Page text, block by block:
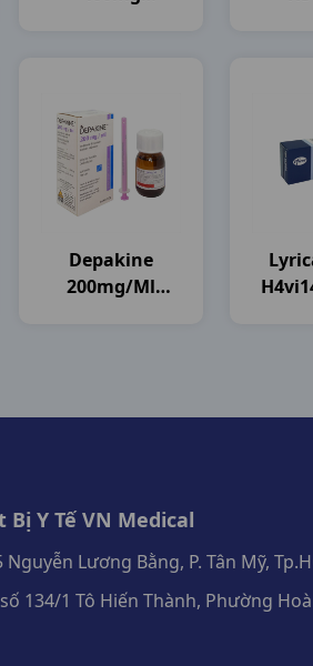
Depakine
200mg/ml
Y Tế VN Medical
Lương Bằng, P. Tân Mỹ,
134/1 Tô Hiến Thành, Phường